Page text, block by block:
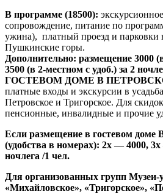
В программе (18500):
сопровождение, питание по
ужина), платный проезд и парковки
Пушкинские горы.
Дополнительно: размещение 3000
3500 (в 2-местном с удоб.) за 2
ГОСТЕВОМ ДОМЕ В
платные входы и экскурсии в
Петровское и Тригорское. Для
пенсионные, инвалидные и прочие
Если размещение в гостевом
(удобства в номерах): 2х — 4000,
ночлега /1 чел.
Для организованных групп Музеи-
«Михайловское», «Тригорское»,